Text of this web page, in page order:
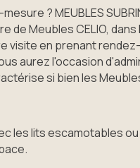
? MEUBLES
de Meubles CELIO,
visite en prenant
aurez l'occasion
si bien les
les lits escamotables